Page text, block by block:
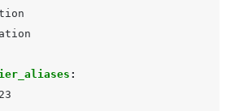
: